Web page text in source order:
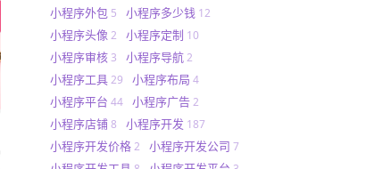
小程序外包 5 小程序多少钱 12
小程序头像 2 小程序定制 10
小程序审核 3 小程序导航 2
小程序工具 29 小程序布局 4
小程序平台 44 小程序广告 2
小程序店铺 8 小程序开发 187
小程序开发价格 2 小程序开发公司 7